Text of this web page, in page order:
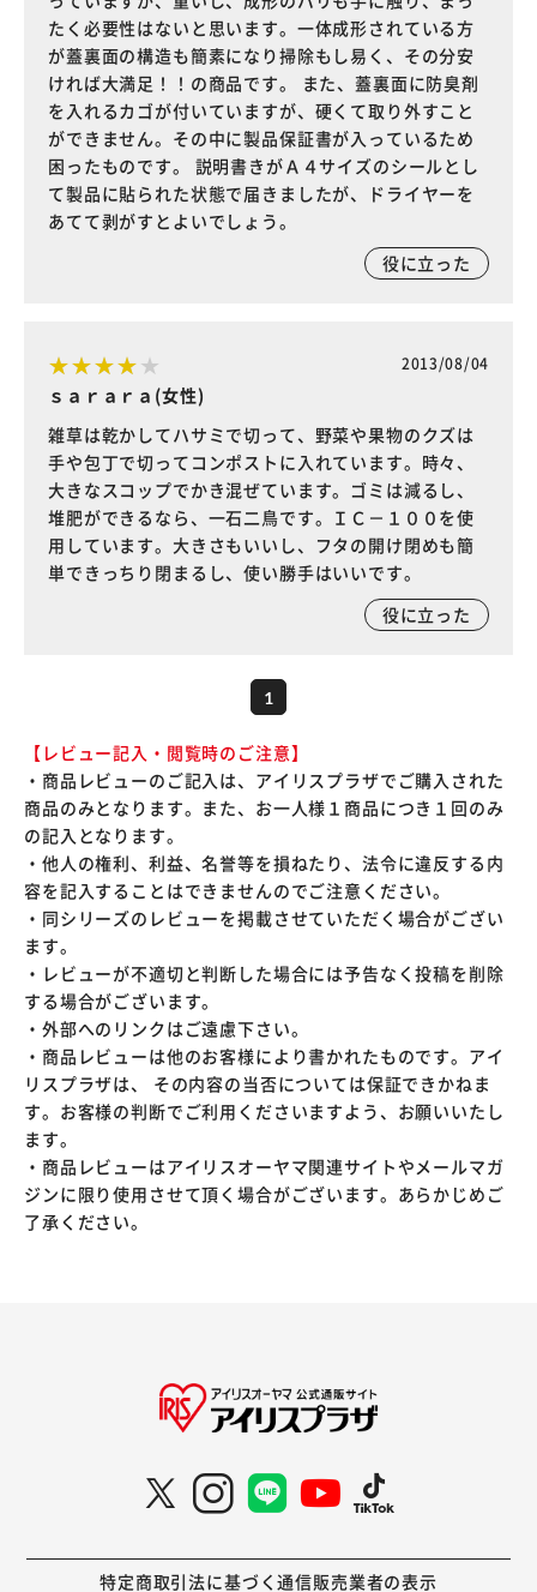
たく必要性はないと思います。一体成形されている方
が蓋裏面の構造も簡素になり掃除もし易く、その分安
ければ大満足！！の商品です。 また、蓋裏面に防臭剤
を入れるカゴが付いていますが、硬くて取り外すこと
ができません。その中に製品保証書が入っているため
困ったものです。 説明書きがＡ４サイズのシールとし
て製品に貼られた状態で届きましたが、ドライヤーを
あてて剥がすとよいでしょう。
役に立った
2013/08/04
ｓａｒａｒａ(女性)
雑草は乾かしてハサミで切って、野菜や果物のクズは
手や包丁で切ってコンポストに入れています。時々、
大きなスコップでかき混ぜています。ゴミは減るし、
堆肥ができるなら、一石二鳥です。ＩＣ－１００を使
用しています。大きさもいいし、フタの開け閉めも簡
単できっちり閉まるし、使い勝手はいいです。
役に立った
1
【レビュー記入・閲覧時のご注意】
・商品レビューのご記入は、アイリスプラザでご購入された
商品のみとなります。また、お一人様１商品につき１回のみ
の記入となります。
・他人の権利、利益、名誉等を損ねたり、法令に違反する内
容を記入することはできませんのでご注意ください。
・同シリーズのレビューを掲載させていただく場合がござい
ます。
・レビューが不適切と判断した場合には予告なく投稿を削除
する場合がございます。
・外部へのリンクはご遠慮下さい。
・商品レビューは他のお客様により書かれたものです。アイ
リスプラザは、 その内容の当否については保証できかねま
す。お客様の判断でご利用くださいますよう、お願いいたし
ます。
・商品レビューはアイリスオーヤマ関連サイトやメールマガ
ジンに限り使用させて頂く場合がございます。あらかじめご
了承ください。
特定商取引法に基づく通信販売業者の表示